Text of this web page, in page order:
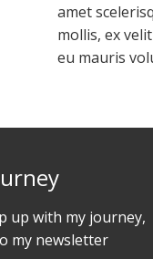
amet
mollis, ex
eu mauris
up with my journey,
my newsletter